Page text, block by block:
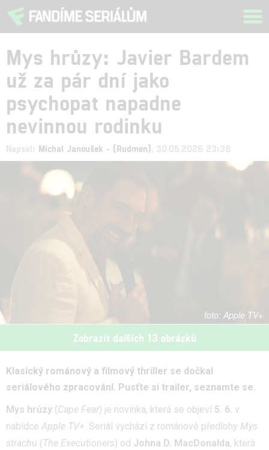
Mys hrůzy: Javier Bardem
už za pár dní jako
psychopat napadne
nevinnou rodinku
Napsal: Michal Janoušek - (Rudmen) , 30.05.2026 23:38
Apple TV+
Zobrazit dalších 13 obrázků
Klasický románový a filmový thriller se dočkal
seriálového zpracování. Pusťte si trailer, seznamte se.
Mys hrůzy (Cape Fear) je novinka, která se objeví 5. 6. v
nabídce Apple TV+. Seriál vychází z románové předlohy Mys
strachu (The Executioners) od Johna D. MacDonalda, která